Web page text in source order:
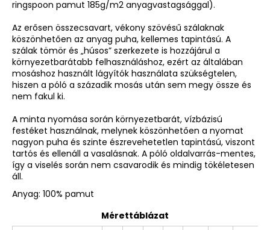
ringspoon pamut 185g/m2 anyagvastagsággal).
Az erősen összecsavart, vékony szövésű szálaknak
köszönhetően az anyag puha, kellemes tapintású. A
szálak tömör és „húsos” szerkezete is hozzájárul a
környezetbarátabb felhasználáshoz, ezért az általában
mosáshoz használt lágyítók használata szükségtelen,
hiszen a póló a századik mosás után sem megy össze és
nem fakul ki.
A minta nyomása során környezetbarát, vízbázisú
festéket használnak, melynek köszönhetően a nyomat
nagyon puha és szinte észrevehetetlen tapintású, viszont
tartós és ellenáll a vasalásnak. A póló oldalvarrás-mentes,
így a viselés során nem csavarodik és mindig tökéletesen
áll.
Anyag: 100% pamut
Mérettáblázat